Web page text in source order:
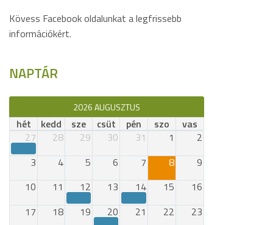
Kövess Facebook oldalunkat a legfrissebb
információkért.
NAPTÁR
2026 AUGUSZTUS
hét kedd sze csüt pén szo
vas
27
28 29 30 31 1
2
3
4 5 6 7 8
9
10
11 12 13 14 15
16
17
18 19 20 21 22
23